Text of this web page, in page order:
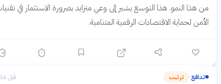
هذا النمو. هذا التوسع يشير إلى وعي متزايد بضرورة الاستثمار في تقنيات
لحماية الاقتصادات الرقمية المتنامية.
› ترتيب